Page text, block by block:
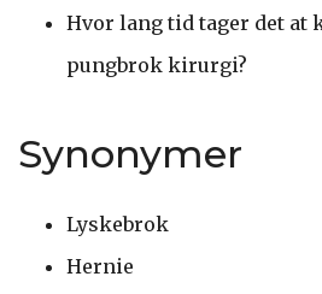
Hvor lang tid tager det at
pungbrok kirurgi?
Synonymer
Lyskebrok
Hernie